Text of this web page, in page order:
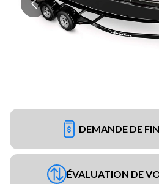
DEMANDE DE
ÉVALUATION DE